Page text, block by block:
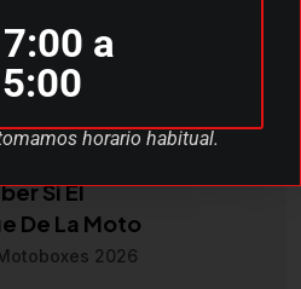
Si El
De La Moto
2026
a
horario habitual.